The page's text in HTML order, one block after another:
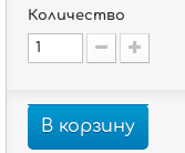
Количество
В корзину